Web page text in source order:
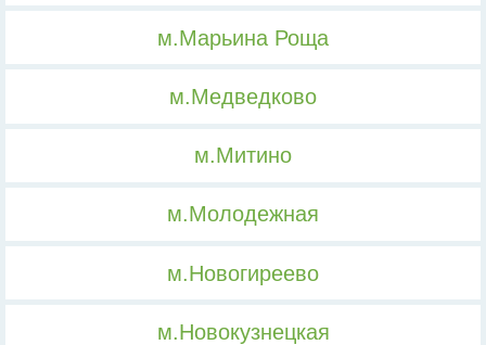
м.Марьина Роща
м.Медведково
м.Митино
м.Молодежная
м.Новогиреево
м.Новокузнецкая